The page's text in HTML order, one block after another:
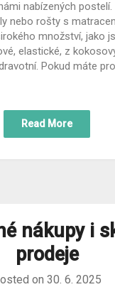
nabízených postelí.
nebo rošty s
množství, jako
elastické, z
Pokud máte
Read More
nákupy i
prodeje
on 30. 6. 2025